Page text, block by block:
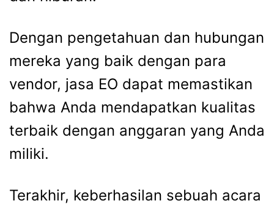
Dengan pengetahuan dan hubungan
mereka yang baik dengan para
vendor, jasa EO dapat memastikan
bahwa Anda mendapatkan kualitas
terbaik dengan anggaran yang Anda
miliki.
Terakhir, keberhasilan sebuah acara